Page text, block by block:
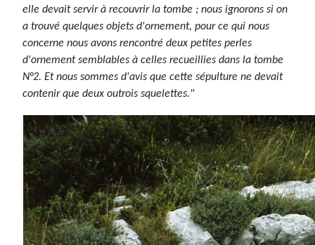
elle devait servir à recouvrir la tombe ; nous ignorons si on
a trouvé quelques objets d'ornement, pour ce qui nous
concerne nous avons rencontré deux petites perles
d'ornement semblables à celles recueillies dans la tombe
N°2. Et nous sommes d'avis que cette sépulture ne devait
contenir que deux outrois squelettes."